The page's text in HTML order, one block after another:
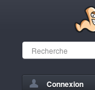
Connexion